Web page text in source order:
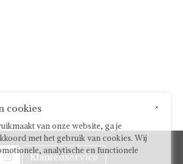
 Klantenservice
×
cookies
van onze website, ga je
met het gebruik van cookies. Wij
analytische en functionele